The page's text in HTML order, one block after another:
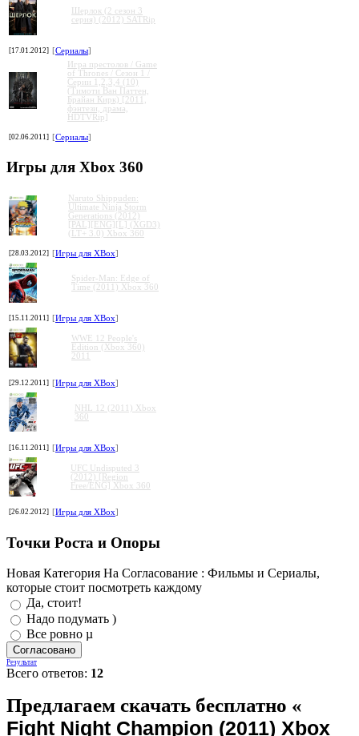
Шерлок (2 сезон 3
серия) (2012) SATRip
[17.01.2012] [Сериалы]
Игра престолов / Game
of Thrones / Сезон 1 /
Серии 1,2,3,4 (10)
(Тимоти Ван Паттен,
Брайан Кирк) [2011,
фэнтези, драма,
HDTVRip]
[02.06.2011] [Сериалы]
Игры для Xbox 360
Naruto Shippuden:
Ultimate Ninja Storm
Generations (2012)
[PAL][ENG][L] (XGD3)
(LT+ 3.0) Xbox 360
[28.03.2012] [Игры для XBox]
Spider-Man: Edge of
Time (2011) Xbox 360
[15.11.2011] [Игры для XBox]
WWE 12 People's
Edition (Xbox 360)
2011
[29.12.2011] [Игры для XBox]
NHL 12 (2011) Xbox
360
[16.11.2011] [Игры для XBox]
UFC Undisputed 3
(2012) [Region
Free/ENG] Xbox 360
[26.02.2012] [Игры для XBox]
Точки Роста и Опоры
Новая Категория На Согласование : Фильмы и Сериалы,
которые стоит посмотреть каждому
Да, стоит!
Надо подумать )
Все ровно µ
Результат
Всего ответов: 12